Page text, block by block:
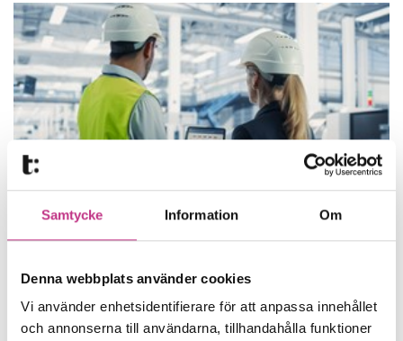
Samtycke Information Om
Denna webbplats använder cookies
Vi använder enhetsidentifierare för att anpassa innehållet
och annonserna till användarna, tillhandahålla funktioner
SAMHÄLLSUTVECKLING
” Vill Sverige ha en fortsatt konkurrenskraftig
teknikbransch så krävs prioriteringar”
Teknikindustrins mående är helt